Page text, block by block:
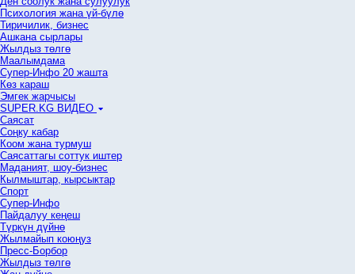
Психология жана үй-бүлө
Тиричилик, бизнес
Ашкана сырлары
Жылдыз төлгө
Маалымдама
Супер-Инфо 20 жашта
Көз караш
Эмгек жарчысы
SUPER.KG ВИДЕО
Саясат
Cоңку кабар
Коом жана турмуш
Саясаттагы соттук иштер
Маданият, шоу-бизнес
Кылмыштар, кырсыктар
Спорт
Супер-Инфо
Пайдалуу кеңеш
Түркүн дүйнө
Жылмайып коюңуз
Пресс-Борбор
Жылдыз төлгө